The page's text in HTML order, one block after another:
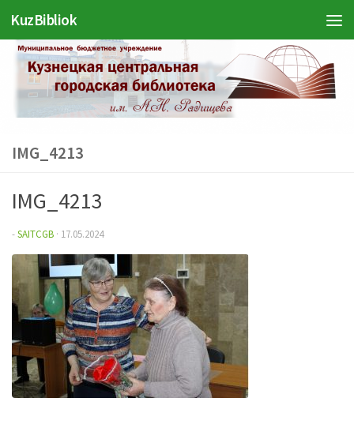
Перейти к содержимому
KuzBibliok
IMG_4213
IMG_4213
-SAITCGB · 17.05.2024